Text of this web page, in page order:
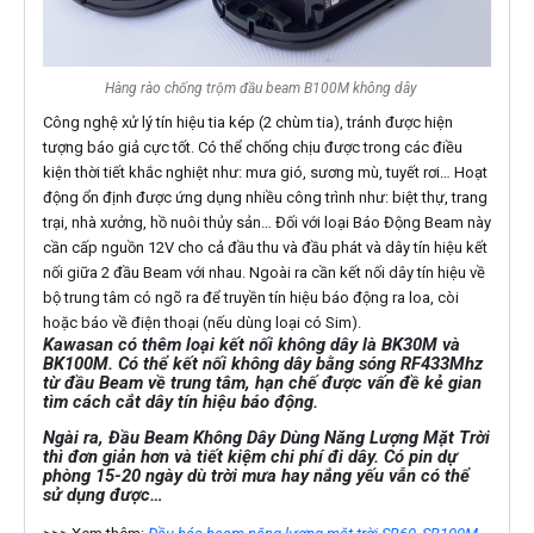
Hàng rào chống trộm đầu beam B100M không dây
Công nghệ xử lý tín hiệu tia kép (2 chùm tia), tránh được hiện
tượng báo giả cực tốt. Có thể chống chịu được trong các điều
kiện thời tiết khắc nghiệt như: mưa gió, sương mù, tuyết rơi… Hoạt
động ổn định được ứng dụng nhiều công trình như: biệt thự, trang
trại, nhà xưởng, hồ nuôi thủy sản… Đối với loại Báo Động Beam này
cần cấp nguồn 12V cho cả đầu thu và đầu phát và dây tín hiệu kết
nối giữa 2 đầu Beam với nhau. Ngoài ra cần kết nối dây tín hiệu về
bộ trung tâm có ngõ ra để truyền tín hiệu báo động ra loa, còi
hoặc báo về điện thoại (nếu dùng loại có Sim).
Kawasan có thêm loại kết nối không dây là BK30M và
BK100M. Có thể kết nối không dây bằng sóng RF433Mhz
từ đầu Beam về trung tâm, hạn chế được vấn đề kẻ gian
tìm cách cắt dây tín hiệu báo động.
Ngài ra, Đầu Beam Không Dây Dùng Năng Lượng Mặt Trời
thì đơn giản hơn và tiết kiệm chi phí đi dây. Có pin dự
phòng 15-20 ngày dù trời mưa hay nắng yếu vẫn có thể
sử dụng được…